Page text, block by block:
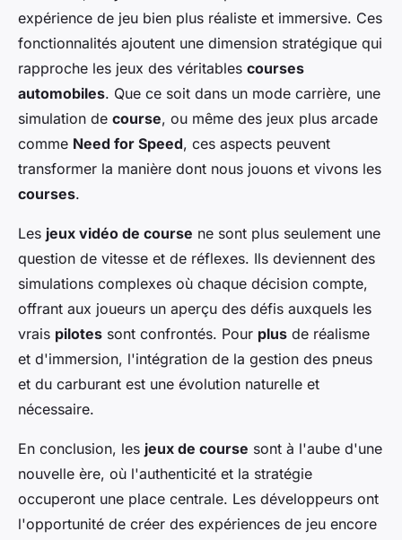
expérience de jeu bien plus réaliste et immersive. Ces
fonctionnalités ajoutent une dimension stratégique qui
rapproche les jeux des véritables courses
automobiles. Que ce soit dans un mode carrière, une
simulation de course, ou même des jeux plus arcade
comme Need for Speed, ces aspects peuvent
transformer la manière dont nous jouons et vivons les
courses.
Les jeux vidéo de course ne sont plus seulement une
question de vitesse et de réflexes. Ils deviennent des
simulations complexes où chaque décision compte,
offrant aux joueurs un aperçu des défis auxquels les
vrais pilotes sont confrontés. Pour plus de réalisme
et d'immersion, l'intégration de la gestion des pneus
et du carburant est une évolution naturelle et
nécessaire.
En conclusion, les jeux de course sont à l'aube d'une
nouvelle ère, où l'authenticité et la stratégie
occuperont une place centrale. Les développeurs ont
l'opportunité de créer des expériences de jeu encore